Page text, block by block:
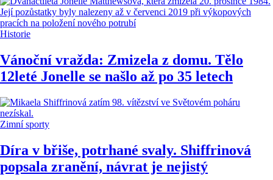
Historie
Vánoční vražda: Zmizela z domu. Tělo
12leté Jonelle se našlo až po 35 letech
Zimní sporty
Díra v břiše, potrhané svaly. Shiffrinová
popsala zranění, návrat je nejistý